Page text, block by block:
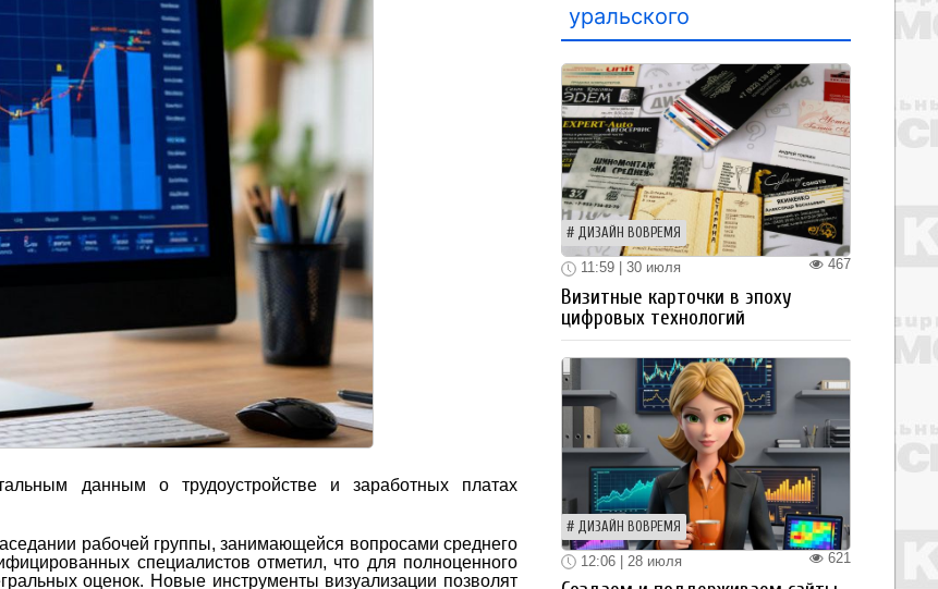
данным о трудоустройстве и заработных платах
рабочей группы, занимающейся вопросами среднего
специалистов отметил, что для полноценного
оценок. Новые инструменты визуализации позволят
уральского
ДИЗАЙН ВОВРЕМЯ
467
11:59 | 30 июля
Визитные карточки в эпоху
цифровых технологий
ДИЗАЙН ВОВРЕМЯ
621
12:06 | 28 июля